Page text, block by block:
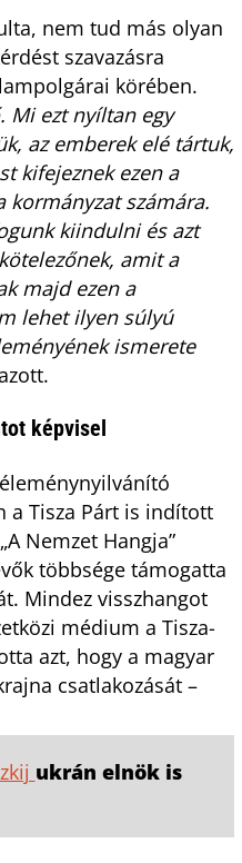
nem tud más olyan
szavazásra
körében.
Mi ezt nyíltan egy
az emberek elé tártuk,
kifejeznek ezen a
kormányzat számára.
kiindulni és azt
amit a
majd ezen a
lehet ilyen súlyú
ismerete
képvisel
a Tisza Párt is indított
Nemzet Hangja”
többsége támogatta
Mindez visszhangot
médium a Tisza-
azt, hogy a magyar
csatlakozását –
ukrán elnök is